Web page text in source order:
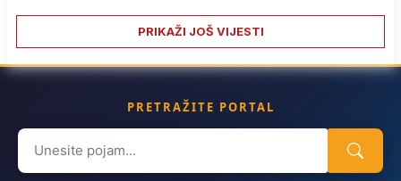
PRIKAŽI JOŠ VIJESTI
PRETRAŽITE PORTAL
Search
for: